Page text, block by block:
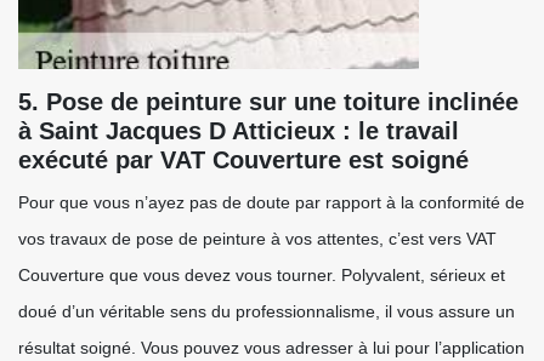
5. Pose de peinture sur une toiture inclinée
à Saint Jacques D Atticieux : le travail
exécuté par VAT Couverture est soigné
Pour que vous n’ayez pas de doute par rapport à la conformité de
vos travaux de pose de peinture à vos attentes, c’est vers VAT
Couverture que vous devez vous tourner. Polyvalent, sérieux et
doué d’un véritable sens du professionnalisme, il vous assure un
résultat soigné. Vous pouvez vous adresser à lui pour l’application